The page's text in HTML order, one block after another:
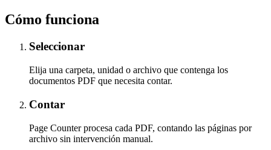
Cómo funciona
Seleccionar
Elija una carpeta, unidad o archivo que contenga los
documentos PDF que necesita contar.
Contar
Page Counter procesa cada PDF, contando las páginas por
archivo sin intervención manual.